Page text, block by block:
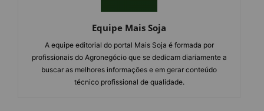
Equipe Mais Soja
A equipe editorial do portal Mais Soja é formada por
profissionais do Agronegócio que se dedicam diariamente a
buscar as melhores informações e em gerar conteúdo
técnico profissional de qualidade.